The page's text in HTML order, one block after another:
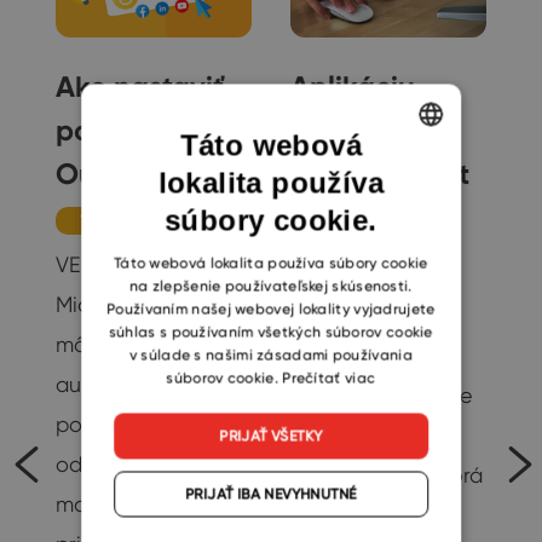
Ako nastaviť
podpis v
Outlooku
Tipy
VEDELI STE,... že si v
Microsoft Outlooku
môžete nastaviť
automatický
podpis pre
odchádzajúce e-
maily? Podpis ľahko
Aplikáciu
eWay-CRM
pre Microsoft
365 čaká
masívny
rozvoj
Novinky
Na jeseň 2021 sme
vám predstavili
novú aplikaci, ktorá
je doplňkem pro
ENGLISH
SLOVAK
Táto webová
lokalita používa
súbory cookie.
Táto webová lokalita používa súbory cookie
na zlepšenie používateľskej skúsenosti.
Používaním našej webovej lokality vyjadrujete
súhlas s používaním všetkých súborov cookie
v súlade s našimi zásadami používania
súborov cookie. Prečítať viac
PRIJAŤ VŠETKY
PRIJAŤ IBA NEVYHNUTNÉ